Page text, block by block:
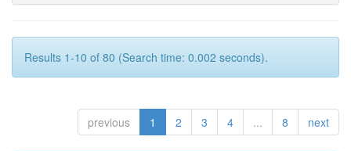
Results 1-10 of 80 (Search time: 0.002 seconds).
previous 1 2 3 4 ... 8 next